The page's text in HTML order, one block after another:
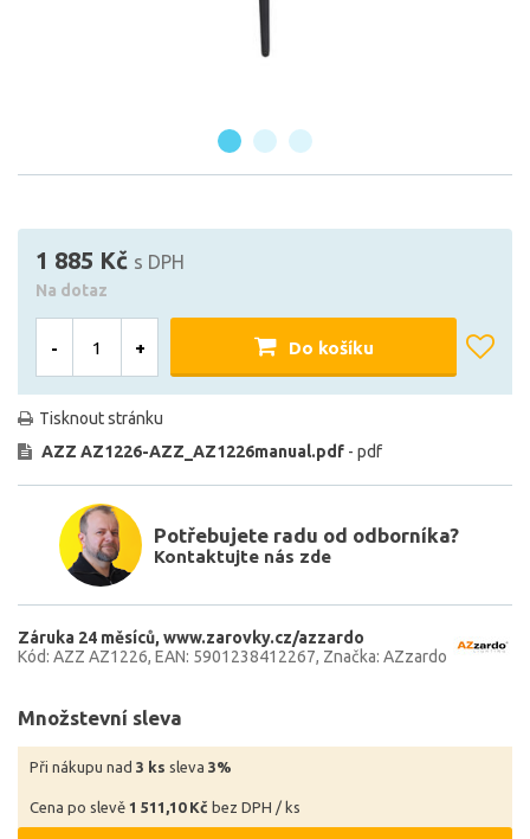
1 885 Kč s DPH
Na dotaz
- + Do košíku
Tisknout stránku
AZZ AZ1226-AZZ_AZ1226manual.pdf - pdf
Potřebujete radu od odborníka?
Kontaktujte nás zde
Záruka 24 měsíců www.zarovky.cz/azzardo
Kód: AZZ AZ1226 EAN: 5901238412267 Značka: AZzardo
Množstevní sleva
Při nákupu nad 3 ks sleva 3%
Cena po slevě 1 511,10 Kč bez DPH / ks